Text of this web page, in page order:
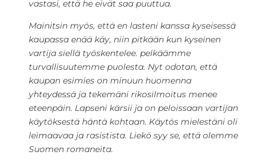
vastasi, että he eivät saa puuttua.
Mainitsin myös, että en lasteni kanssa kyseisessä
kaupassa enää käy, niin pitkään kun kyseinen
vartija siellä työskentelee. pelkäämme
turvallisuutemme puolesta. Nyt odotan, että
kaupan esimies on minuun huomenna
yhteydessä ja tekemäni rikosilmoitus menee
eteenpäin. Lapseni kärsii ja on peloissaan vartijan
käytöksestä häntä kohtaan. Käytös mielestäni oli
leimaavaa ja rasistista. Liekö syy se, että olemme
Suomen romaneita.